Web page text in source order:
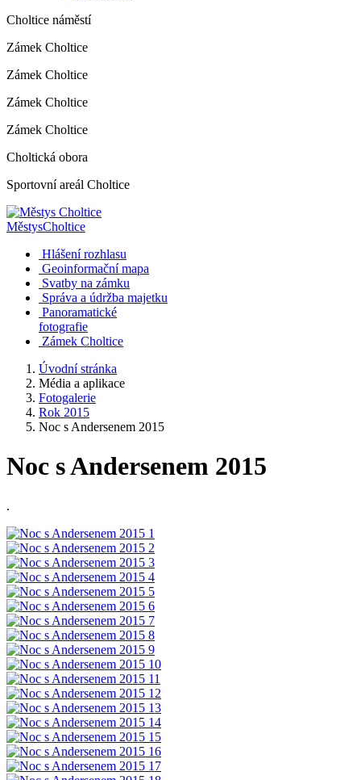
Choltice náměstí
Zámek Choltice
Zámek Choltice
Zámek Choltice
Zámek Choltice
Choltická obora
Sportovní areál Choltice
MěstysCholtice
Hlášení rozhlasu
Geoinformační mapa
Svatby na zámku
Správa a údržba majetku
Panoramatické
fotografie
Zámek Choltice
Úvodní stránka
Média a aplikace
Fotogalerie
Rok 2015
Noc s Andersenem 2015
Noc s Andersenem 2015
.